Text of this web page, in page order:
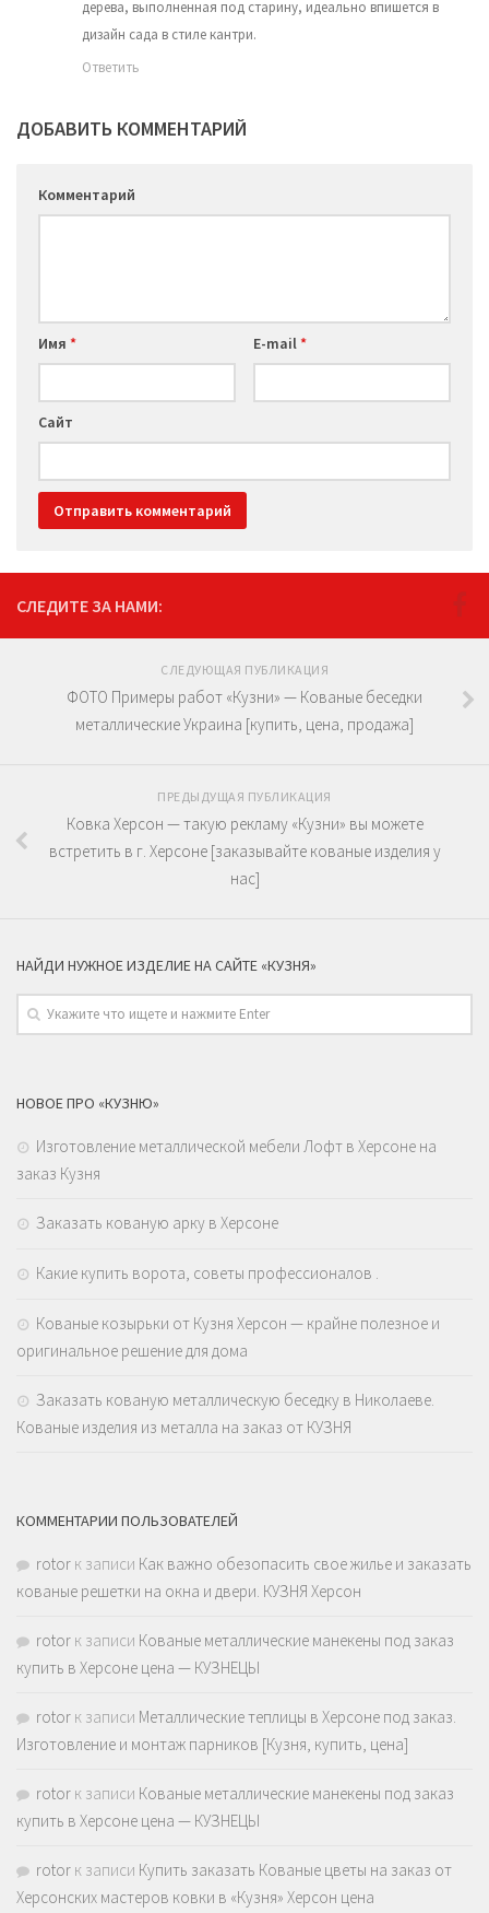
дерева, выполненная под старину, идеально впишется в
дизайн сада в стиле кантри.
Ответить
ДОБАВИТЬ КОММЕНТАРИЙ
Комментарий
Имя * E-mail*
Сайт
СЛЕДИТЕ ЗА НАМИ:
СЛЕДУЮЩАЯ ПУБЛИКАЦИЯ
ФОТО Примеры работ «Кузни» — Кованые беседки
металлические Украина [купить, цена, продажа]
ПРЕДЫДУЩАЯ ПУБЛИКАЦИЯ
Ковка Херсон — такую рекламу «Кузни» вы можете
встретить в г. Херсоне [заказывайте кованые изделия у
нас]
НАЙДИ НУЖНОЕ ИЗДЕЛИЕ НА САЙТЕ «КУЗНЯ»
НОВОЕ ПРО «КУЗНЮ»
Изготовление металлической мебели Лофт в Херсоне на
заказ Кузня
Заказать кованую арку в Херсоне
Какие купить ворота, советы профессионалов .
Кованые козырьки от Кузня Херсон — крайне полезное и
оригинальное решение для дома
Заказать кованую металлическую беседку в Николаеве.
Кованые изделия из металла на заказ от КУЗНЯ
КОММЕНТАРИИ ПОЛЬЗОВАТЕЛЕЙ
rotor к записи Как важно обезопасить свое жилье и заказать
кованые решетки на окна и двери. КУЗНЯ Херсон
rotor к записи Кованые металлические манекены под заказ
купить в Херсоне цена — КУЗНЕЦЫ
rotor к записи Металлические теплицы в Херсоне под заказ.
Изготовление и монтаж парников [Кузня, купить, цена]
rotor к записи Кованые металлические манекены под заказ
купить в Херсоне цена — КУЗНЕЦЫ
rotor к записи Купить заказать Кованые цветы на заказ от
Херсонских мастеров ковки в «Кузня» Херсон цена